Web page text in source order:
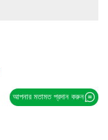
আপনার মতামত প্রদান করুন